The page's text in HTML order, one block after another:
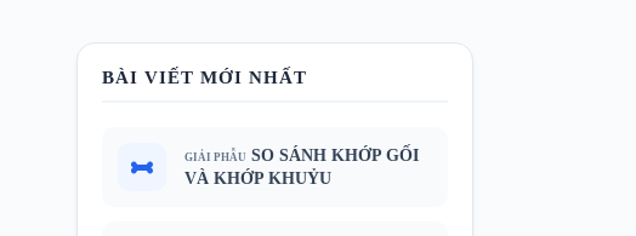
BÀI VIẾT MỚI NHẤT
GIẢI PHẪU SO SÁNH KHỚP GỐI
VÀ KHỚP KHUỶU